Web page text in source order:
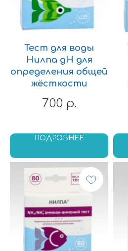
Тест для воды
Нилпа gH для
определения общей
жёсткости
700 р.
ПОДРОБНЕЕ